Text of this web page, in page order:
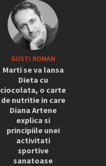
GUSTI ROMAN
Marti se va lansa
Dieta cu
ciocolata, o carte
de nutritie in care
Diana Artene
explica si
principiile unei
activitati
sportive
sanatoase